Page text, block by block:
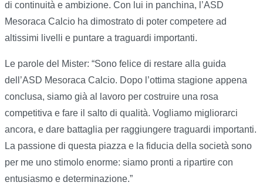
di continuità e ambizione. Con lui in panchina, l’ASD
Mesoraca Calcio ha dimostrato di poter competere ad
altissimi livelli e puntare a traguardi importanti.
Le parole del Mister: “Sono felice di restare alla guida
dell’ASD Mesoraca Calcio. Dopo l’ottima stagione appena
conclusa, siamo già al lavoro per costruire una rosa
competitiva e fare il salto di qualità. Vogliamo migliorarci
ancora, e dare battaglia per raggiungere traguardi importanti.
La passione di questa piazza e la fiducia della società sono
per me uno stimolo enorme: siamo pronti a ripartire con
entusiasmo e determinazione.”